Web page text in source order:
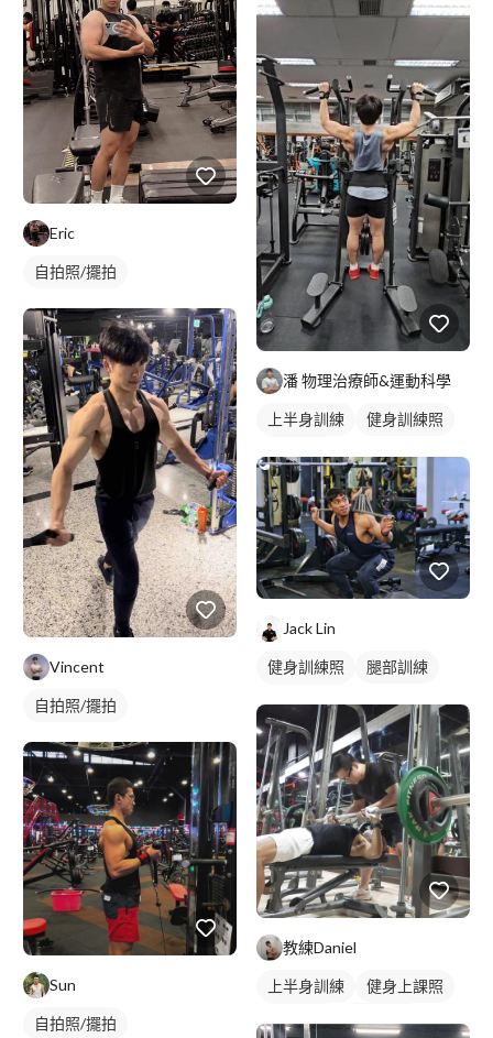
Eric
自拍照/擺拍
Vincent
自拍照/擺拍
Sun
自拍照/擺拍
潘 物理治療師&運動科學
上半身訓練
健身訓練照
Jack Lin
健身訓練照
腿部訓練
教練Daniel
上半身訓練
健身上課照